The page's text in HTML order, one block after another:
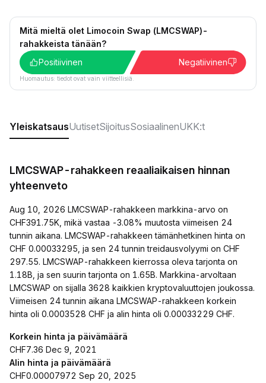
Mitä mieltä olet Limocoin Swap (LMCSWAP)-
rahakkeista tänään?
Positiivinen
Negatiivinen
Huomautus: tiedot ovat vain viitteellisiä.
YleiskatsausUutisetSijoitusSosiaalinenUKK:t
LMCSWAP-rahakkeen reaaliaikaisen hinnan
yhteenveto
Aug 10, 2026 LMCSWAP-rahakkeen markkina-arvo on
CHF391.75K, mikä vastaa -3.08% muutosta viimeisen 24
tunnin aikana. LMCSWAP-rahakkeen tämänhetkinen hinta on
CHF 0.00033295, ja sen 24 tunnin treidausvolyymi on CHF
297.55. LMCSWAP-rahakkeen kierrossa oleva tarjonta on
1.18B, ja sen suurin tarjonta on 1.65B. Markkina-arvoltaan
LMCSWAP on sijalla 3628 kaikkien kryptovaluuttojen joukossa.
Viimeisen 24 tunnin aikana LMCSWAP-rahakkeen korkein
hinta oli 0.0003528 CHF ja alin hinta oli 0.00033229 CHF.
Korkein hinta ja päivämäärä
CHF7.36 Dec 9, 2021
Alin hinta ja päivämäärä
CHF0.00007972 Sep 20, 2025